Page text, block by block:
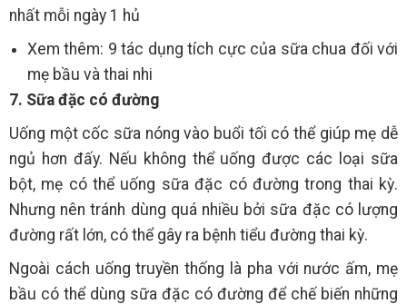
nhất mỗi ngày 1 hủ
Xem thêm: 9 tác dụng tích cực của sữa chua đối với
mẹ bầu và thai nhi
7. Sữa đặc có đường
Uống một cốc sữa nóng vào buổi tối có thể giúp mẹ dễ
ngủ hơn đấy. Nếu không thể uống được các loại sữa
bột, mẹ có thể uống sữa đặc có đường trong thai kỳ.
Nhưng nên tránh dùng quá nhiều bởi sữa đặc có lượng
đường rất lớn, có thể gây ra bệnh tiểu đường thai kỳ.
Ngoài cách uống truyền thống là pha với nước ấm, mẹ
bầu có thể dùng sữa đặc có đường để chế biến những